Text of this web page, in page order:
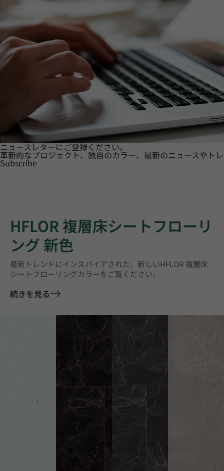
ニュースレターにご登録ください。
革新的なプロジェクト、独自のカラー、最新のニュースやト
Subscribe
HFLOR 複層床シートフローリ
ング 新色
最新トレンドにインスパイアされた、新しいHFLOR 複層床
シートフローリングカラーをご覧ください。
続きを見る